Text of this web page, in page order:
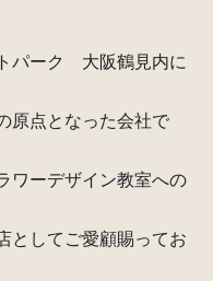
パーク　大阪鶴見内に
原点となった会社で
ワーデザイン教室への
としてご愛顧賜ってお